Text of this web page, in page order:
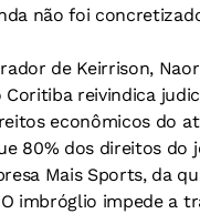
não foi
de Keirrison,
reivindica
econômicos do
80% dos direitos do
Mais Sports, da
imbróglio impede a